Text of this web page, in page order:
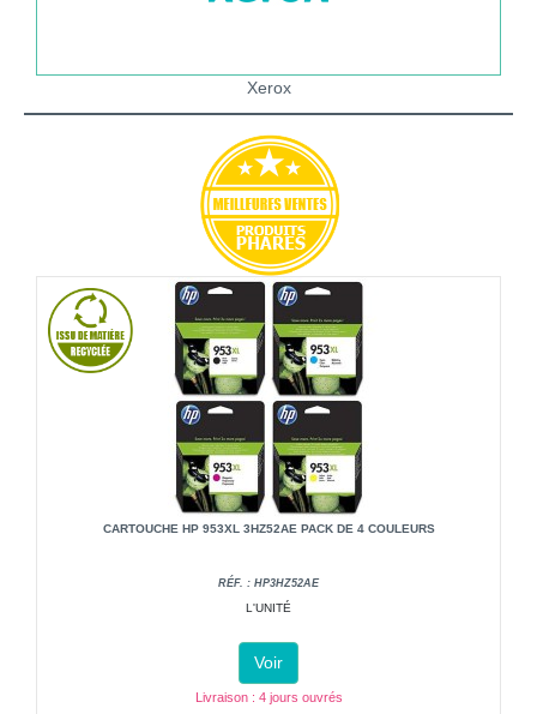
Xerox
CARTOUCHE HP 953XL 3HZ52AE PACK DE 4 COULEURS
RÉF. : HP3HZ52AE
L'UNITÉ
Voir
Livraison : 4 jours ouvrés